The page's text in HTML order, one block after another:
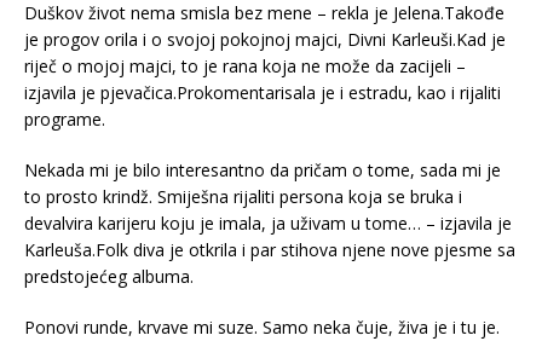
Duškov život nema smisla bez mene – rekla je Jelena.Takođe
je progov orila i o svojoj pokojnoj majci, Divni Karleuši.Kad je
riječ o mojoj majci, to je rana koja ne može da zacijeli –
izjavila je pjevačica.Prokomentarisala je i estradu, kao i rijaliti
programe.
Nekada mi je bilo interesantno da pričam o tome, sada mi je
to prosto krindž. Smiješna rijaliti persona koja se bruka i
devalvira karijeru koju je imala, ja uživam u tome… – izjavila je
Karleuša.Folk diva je otkrila i par stihova njene nove pjesme sa
predstojećeg albuma.
Ponovi runde, krvave mi suze. Samo neka čuje, živa je i tu je.